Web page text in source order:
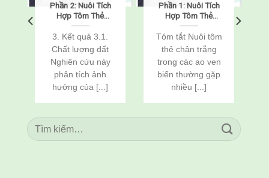
Phần 2: Nuôi Tích
Hợp Tôm Thẻ
Chân Trắng
(Penaeus
vannamei) Và Cá
Rô Phi
(Oreochromis
niloticus) Thông
Qua Cải Tạo Đất
3. Kết quả 3.1.
Chất lượng đất
Nghiên cứu này
phân tích ảnh
hưởng của [...]
Phần 1: Nuôi Tích
Hợp Tôm Thẻ
Chân Trắng
(Penaeus
vannamei) Và Cá
(Oreochromis
niloticus) Thông
Qua Cải Tạo Đất
Tóm tắt Nuôi tôm
thẻ chân trắng
trong các ao ven
biển thường gặp
nhiều [...]